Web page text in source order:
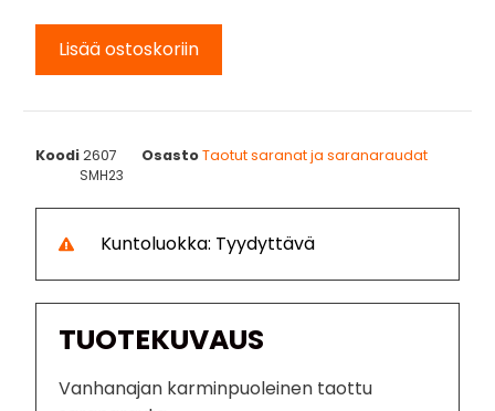
Lisää ostoskoriin
Koodi2607 OsastoTaotut saranat ja saranaraudat
SMH23
Kuntoluokka: Tyydyttävä
TUOTEKUVAUS
Vanhanajan karminpuoleinen taottu